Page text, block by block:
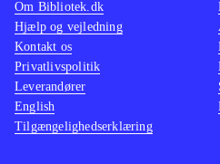
Om Bibliotek.dk
Hjælp og vejledning
Kontakt os
Privatlivspolitik
Leverandører
English
Tilgængelighedserklæring